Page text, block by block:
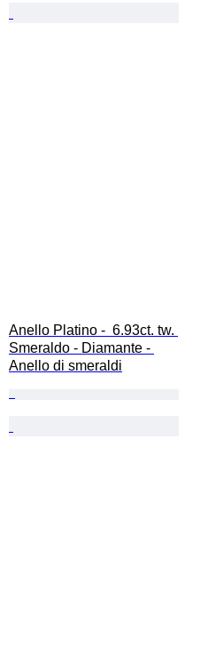
Anello Platino -  6.93ct. tw.
Smeraldo - Diamante -
Anello di smeraldi